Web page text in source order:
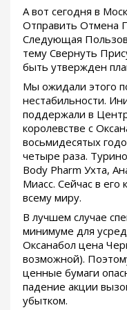
А вот сегодня в
Отправить Отмена
Следующая
тему Свернуть
быть утвержден
Мы ожидали этого
нестабильности.
поддержали в
королевстве с
восьмидесятых
четыре раза.
Body Pharm Ухта,
Миасс. Сейчас в его
всему миру.
В лучшем случае
минимуме для
Оксанабол цена
возможной).
ценные бумаги
падение акции
убытком.